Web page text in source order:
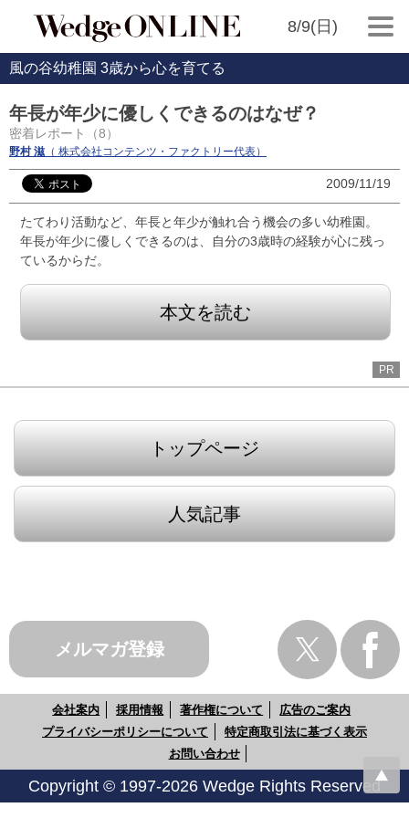
8/9(日)
風の谷幼稚園 3歳から心を育てる
年長が年少に優しくできるのはなぜ？
密着レポート（8）
野村 滋 （ 株式会社コンテンツ・ファクトリー代表）
2009/11/19
たてわり活動など、年長と年少が触れ合う機会の多い幼稚園。
年長が年少に優しくできるのは、自分の3歳時の経験が心に残っ
ているからだ。
本文を読む
PR
トップページ
人気記事
メルマガ登録
会社案内 採用情報 著作権について
広告のご案内
プライバシーポリシーについて
特定商取引法に基づく表示
お問い合わせ
Copyright © 1997-2026 Wedge Rights Reserved